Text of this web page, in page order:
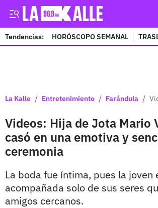
Tendencias: HORÓSCOPO SEMANAL
La Kalle / Entretenimiento / Farándula /
Videos: Hija de Jota Mario
casó en una emotiva y
ceremonia
La boda fue íntima, pues la joven
acompañada solo de sus seres
amigos cercanos.